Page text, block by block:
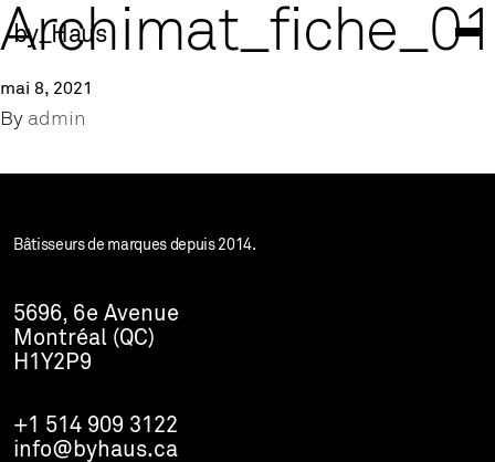
by_Haus
mai 8, 2021
By admin
Bâtisseurs de marques depuis 2014.
5696, 6e Avenue
Montréal (QC)
H1Y2P9
+1 514 909 3122
info@byhaus.ca